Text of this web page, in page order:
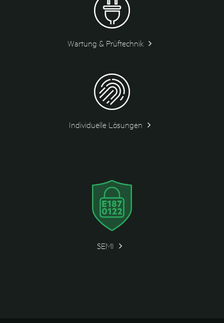
Wartung & Prüftechnik
Individuelle Lösungen
SEMI